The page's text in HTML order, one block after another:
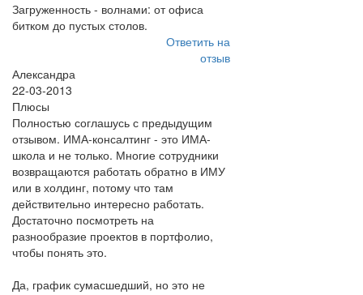
Загруженность - волнами: от офиса
битком до пустых столов.
Ответить на
отзыв
Александра
22-03-2013
Плюсы
Полностью соглашусь с предыдущим
отзывом. ИМА-консалтинг - это ИМА-
школа и не только. Многие сотрудники
возвращаются работать обратно в ИМУ
или в холдинг, потому что там
действительно интересно работать.
Достаточно посмотреть на
разнообразие проектов в портфолио,
чтобы понять это.
Да, график сумасшедший, но это не